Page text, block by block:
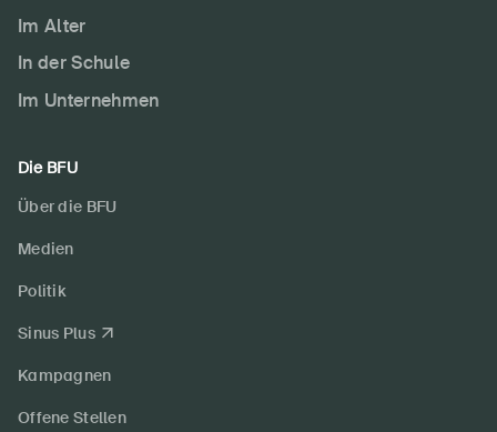
Im Alter
In der Schule
Im Unternehmen
Die BFU
Über die BFU
Medien
Politik
Sinus Plus
Kampagnen
Offene Stellen